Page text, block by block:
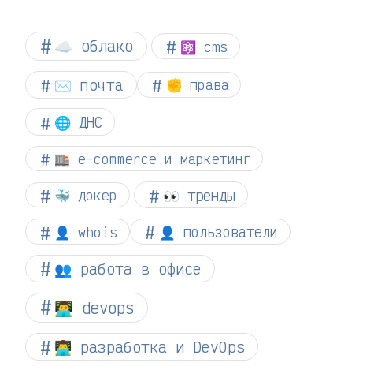
☁︎ облако ⚛ cms
✉️ почта ✊ права
🌐 ДНС
🏬 e-commerce и маркетинг
🐳 докер 👀 тренды
👤 whois 👤 пользователи
👥 работа в офисе
👨‍💻 devops
👨‍💻 разработка и DevOps